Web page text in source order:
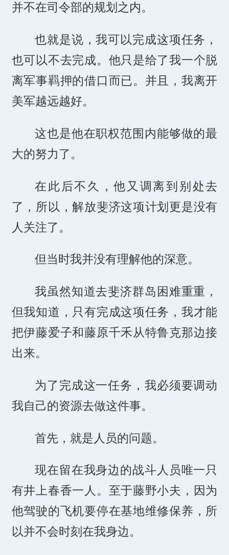
并不在司令部的规划之内。
也就是说，我可以完成这项任务，
也可以不去完成。他只是给了我一个脱
离军事羁押的借口而已。并且，我离开
美军越远越好。
这也是他在职权范围内能够做的最
大的努力了。
在此后不久，他又调离到别处去
了，所以，解放斐济这项计划更是没有
人关注了。
但当时我并没有理解他的深意。
我虽然知道去斐济群岛困难重重，
但我知道，只有完成这项任务，我才能
把伊藤爱子和藤原千禾从特鲁克那边接
出来。
为了完成这一任务，我必须要调动
我自己的资源去做这件事。
首先，就是人员的问题。
现在留在我身边的战斗人员唯一只
有井上春香一人。至于藤野小夫，因为
他驾驶的飞机要停在基地维修保养，所
以并不会时刻在我身边。